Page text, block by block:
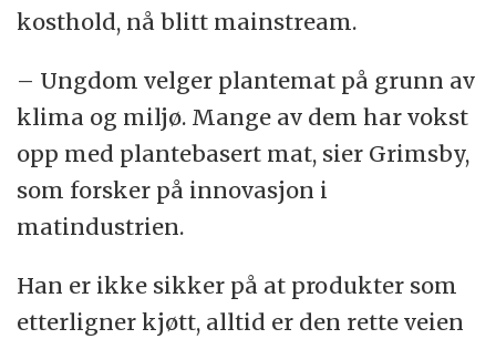
kosthold, nå blitt mainstream.
– Ungdom velger plantemat på grunn av
klima og miljø. Mange av dem har vokst
opp med plantebasert mat, sier Grimsby,
som forsker på innovasjon i
matindustrien.
Han er ikke sikker på at produkter som
etterligner kjøtt, alltid er den rette veien